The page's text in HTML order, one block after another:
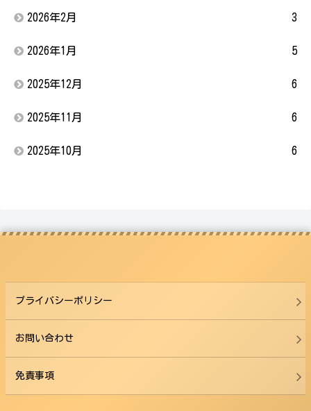
2026年2月 3
2026年1月 5
2025年12月 6
2025年11月 6
2025年10月 6
プライバシーポリシー
お問い合わせ
免責事項